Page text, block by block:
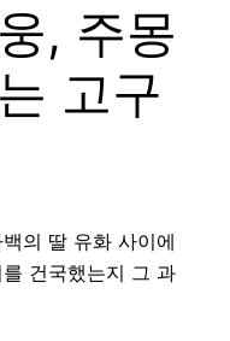
, 주몽
고구
의 딸 유화 사이에
건국했는지 그 과